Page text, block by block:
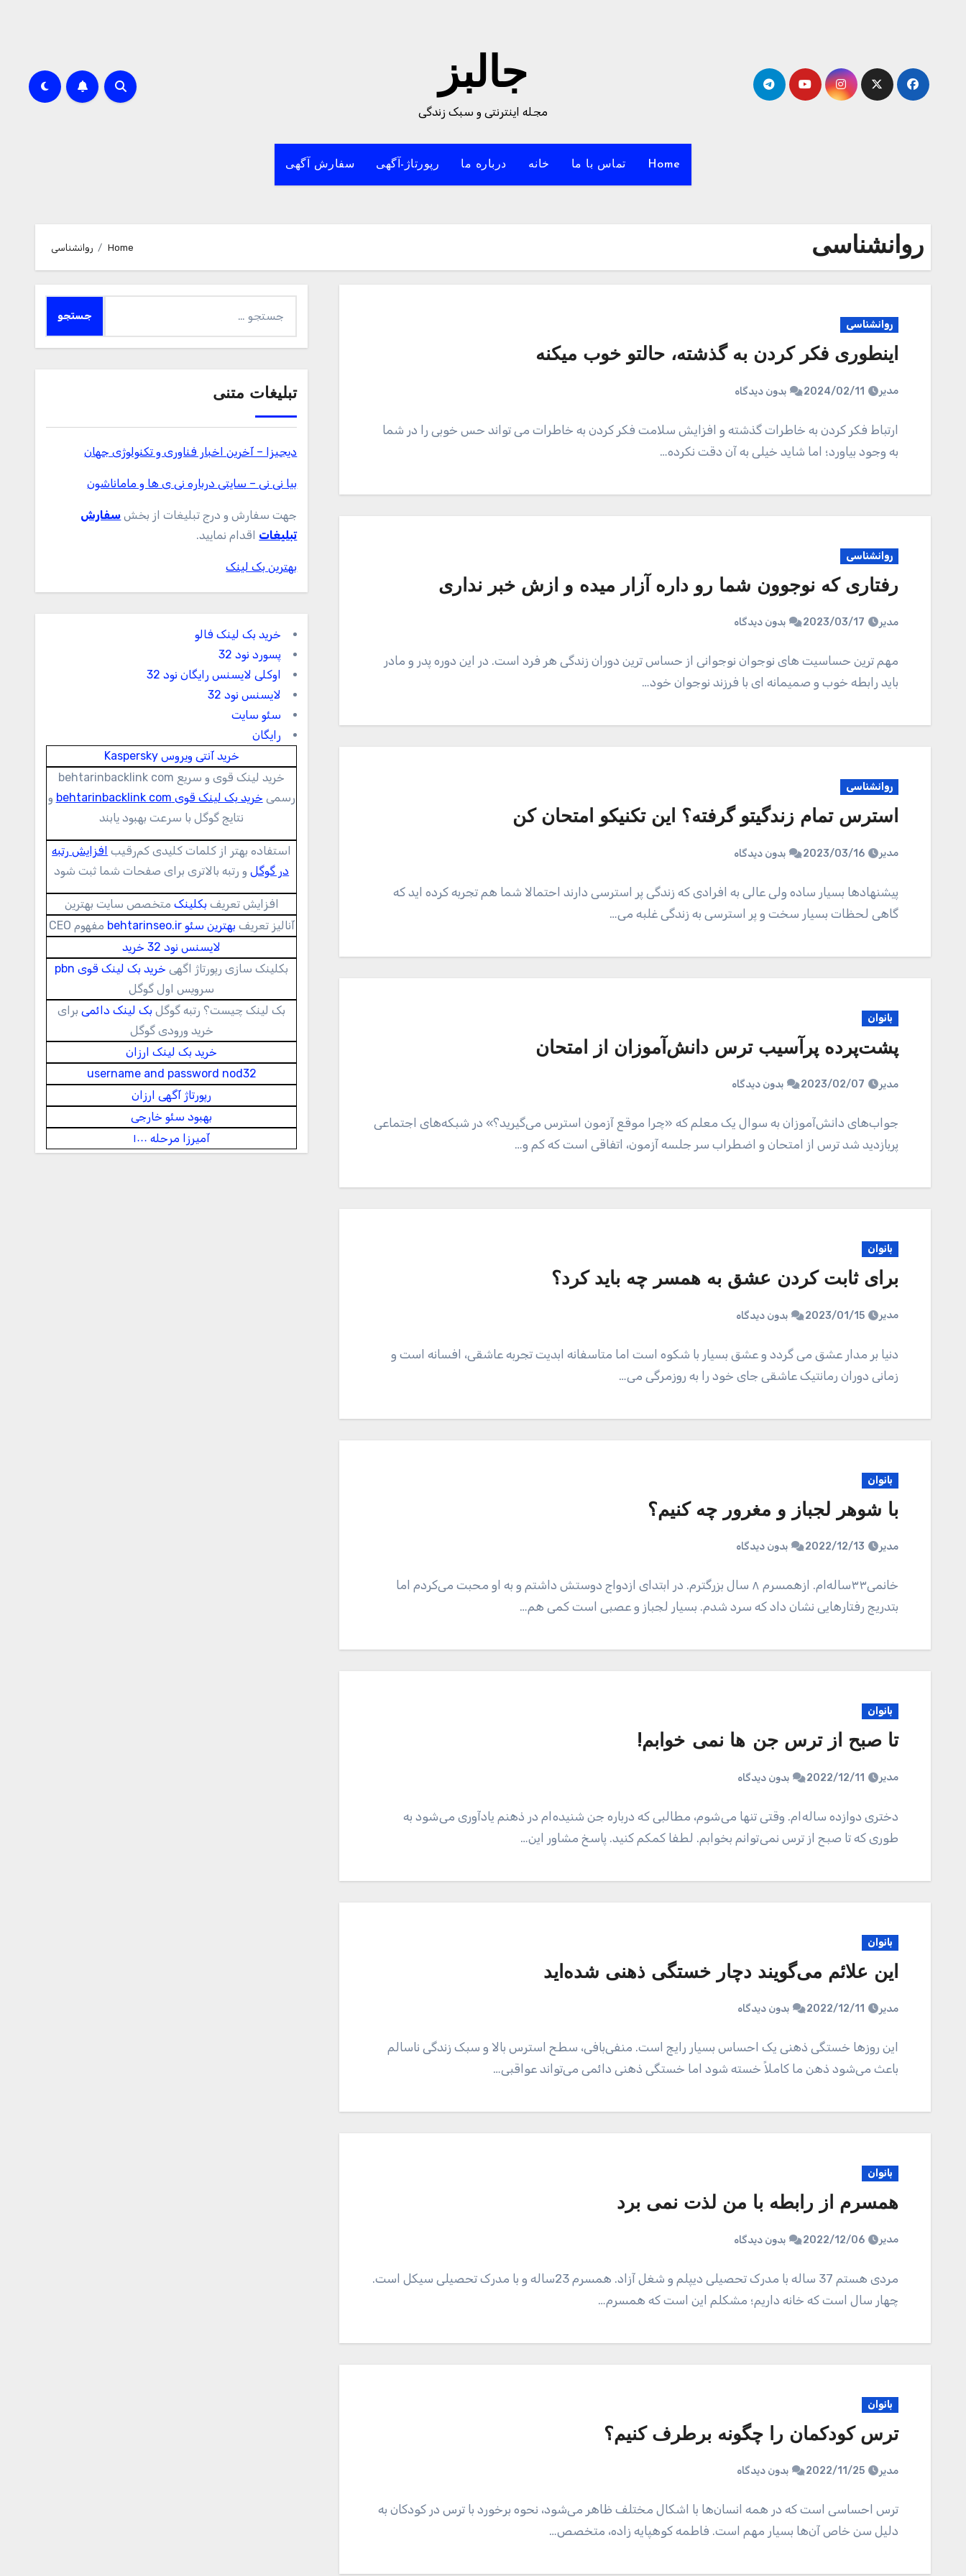
جالبز
مجله اینترنتی و سبک زندگی
Home تماس با ما خانه درباره ما رپورتاژ-آگهی سفارش آگهی
روانشناسی Home روانشناسی
روانشناسی
اینطوری فکر کردن به گذشته، حالتو خوب میکنه
مدیر 2024/02/11 بدون دیدگاه
ارتباط فکر کردن به خاطرات گذشته و افزایش سلامت فکر کردن به خاطرات می تواند حس خوبی را در شما
به وجود بیاورد؛ اما شاید خیلی به آن دقت نکرده…
روانشناسی
رفتاری که نوجوون شما رو داره آزار میده و ازش خبر نداری
مدیر 2023/03/17 بدون دیدگاه
مهم ترین حساسیت های نوجوان نوجوانی از حساس ترین دوران زندگی هر فرد است. در این دوره پدر و مادر
باید رابطه خوب و صمیمانه ای با فرزند نوجوان خود…
روانشناسی
استرس تمام زندگیتو گرفته؟ این تکنیکو امتحان کن
مدیر 2023/03/16 بدون دیدگاه
پیشنهادها بسیار ساده ولی عالی به افرادی که زندگی پر استرسی دارند احتمالا شما هم تجربه کرده اید که
گاهی لحظات بسیار سخت و پر استرسی به زندگی غلبه می…
بانوان
پشت‌پرده پرآسیب ترس دانش‌آموزان از امتحان
مدیر 2023/02/07 بدون دیدگاه
جواب‌های دانش‌آموزان به سوال یک معلم که «چرا موقع آزمون استرس می‌گیرید؟» در شبکه‌های اجتماعی
پربازدید شد ترس از امتحان و اضطراب سر جلسه آزمون، اتفاقی است که کم و…
بانوان
برای ثابت کردن عشق به همسر چه باید کرد؟
مدیر 2023/01/15 بدون دیدگاه
دنیا بر مدار عشق می گردد و عشق بسیار با شکوه است اما متاسفانه ابدیت تجربه عاشقی، افسانه است و
زمانی دوران رمانتیک عاشقی جای خود را به روزمرگی می…
بانوان
با شوهر لجباز و مغرور چه کنیم؟
مدیر 2022/12/13 بدون دیدگاه
خانمی۳۳ساله‌ام. ازهمسرم ۸ سال بزرگترم. در ابتدای ازدواج دوستش داشتم و به او محبت می‌کردم اما
بتدریج رفتارهایی نشان داد که سرد شدم. بسیار لجباز و عصبی است کمی هم…
بانوان
تا صبح از ترس جن ها نمی خوابم!
مدیر 2022/12/11 بدون دیدگاه
دختری دوازده ساله ام. وقتی تنها می شوم، مطالبی که درباره جن شنیده ام در ذهنم یادآوری می شود به
طوری که تا صبح از ترس نمی توانم بخوابم. لطفا کمکم کنید. پاسخ مشاور این…
بانوان
این علائم می‌گویند دچار خستگی ذهنی شده‌اید
مدیر 2022/12/11 بدون دیدگاه
این روزها خستگی ذهنی یک احساس بسیار رایج است. منفی‌بافی، سطح استرس بالا و سبک زندگی ناسالم
باعث می‌شود ذهن ما کاملاً خسته شود اما خستگی ذهنی دائمی می‌تواند عواقبی…
بانوان
همسرم از رابطه با من لذت نمی برد
مدیر 2022/12/06 بدون دیدگاه
مردی هستم 37 ساله با مدرک تحصیلی دیپلم و شغل آزاد. همسرم 23ساله و با مدرک تحصیلی سیکل است.
چهار سال است که خانه داریم؛ مشکلم این است که همسرم…
بانوان
ترس کودکمان را چگونه برطرف کنیم؟
مدیر 2022/11/25 بدون دیدگاه
ترس احساسی است که در همه انسان‌ها با اشکال مختلف ظاهر می‌شود، نحوه برخورد با ترس در کودکان به
دلیل سن خاص آن‌ها بسیار مهم است. فاطمه کوهپایه زاده، متخصص…
برای:
تبلیغات متنی
دیجیزا – آخرین اخبار فناوری و تکنولوژی جهان
بیا نی نی – سایتی درباره نی ی ها و ماماناشون
جهت سفارش و درج تبلیغات از بخش سفارش
تبلیغات اقدام نمایید.
بهترین بک لینک
خرید بک لینک فالو
پسورد نود 32
اوکلی لایسنس رایگان نود 32
لایسنس نود 32
سئو سایت
رایگان
خرید آنتی ویروس Kaspersky
خرید لینک قوی و سریع behtarinbacklink com
رسمی خرید بک لینک قوی behtarinbacklink com
و
نتایج گوگل با سرعت بهبود یابند
استفاده بهتر از کلمات کلیدی کم‌رقیب افزایش رتبه
در گوگلو رتبه بالاتری برای صفحات شما ثبت شود
افزایش تعریف بکلینک متخصص سایت بهترین
آنالیز تعریف بهترین سئو behtarinseo.ir
مفهوم CEO
لایسنس نود 32 خرید
بکلینک سازی رپورتاژ اگهی خرید بک لینک قوی pbn
سرویس اول گوگل
بک لینک چیست؟ رتبه گوگل بک لینک دائمیبرای
خرید ورودی گوگل
خرید بک لینک ارزان
username and password nod32
رپورتاژ آگهی ارزان
بهبود سئو خارجی
آمیرزا مرحله ۱۰۰۰